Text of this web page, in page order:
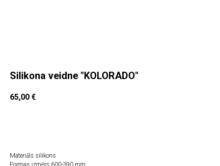
Silikona veidne "KOLORADO"
65,00 €
Materiāls silikons